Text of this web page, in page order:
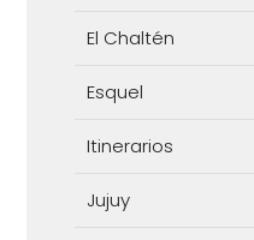
El Chaltén
Esquel
Itinerarios
Jujuy